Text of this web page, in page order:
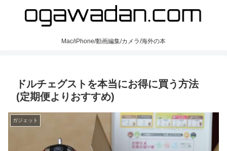
Mac/iPhone/動画編集/カメラ/海外の本
ドルチェグストを本当にお得に買う方法
(定期便よりおすすめ)
ガジェット